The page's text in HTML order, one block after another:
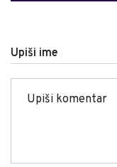
Upiši ime